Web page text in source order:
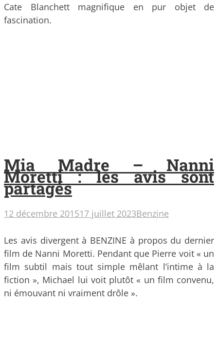
Cate Blanchett magnifique en pur objet de
fascination.
Mia Madre – Nanni
Moretti : les avis sont
partagés
12 décembre 201517 juillet 2023Benzine
Les avis divergent à BENZINE à propos du dernier
film de Nanni Moretti. Pendant que Pierre voit « un
film subtil mais tout simple mêlant l’intime à la
fiction », Michael lui voit plutôt « un film convenu,
ni émouvant ni vraiment drôle ».